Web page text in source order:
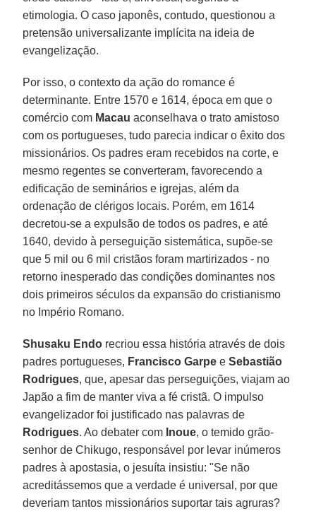
etimologia. O caso japonês, contudo, questionou a
pretensão universalizante implícita na ideia de
evangelização.
Por isso, o contexto da ação do romance é
determinante. Entre 1570 e 1614, época em que o
comércio com Macauaconselhava o trato amistoso
com os portugueses, tudo parecia indicar o êxito dos
missionários. Os padres eram recebidos na corte, e
mesmo regentes se converteram, favorecendo a
edificação de seminários e igrejas, além da
ordenação de clérigos locais. Porém, em 1614
decretou-se a expulsão de todos os padres, e até
1640, devido à perseguição sistemática, supõe-se
que 5 mil ou 6 mil cristãos foram martirizados - no
retorno inesperado das condições dominantes nos
dois primeiros séculos da expansão do cristianismo
no Império Romano.
Shusaku Endo recriou essa história através de dois
padres portugueses, Francisco GarpeeSebastião
Rodrigues, que, apesar das perseguições, viajam ao
Japão a fim de manter viva a fé cristã. O impulso
evangelizador foi justificado nas palavras de
Rodrigues. Ao debater com Inoue, o temido grão-
senhor de Chikugo, responsável por levar inúmeros
padres à apostasia, o jesuíta insistiu: "Se não
acreditássemos que a verdade é universal, por que
deveriam tantos missionários suportar tais agruras?